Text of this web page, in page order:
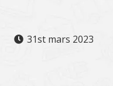
31st mars 2023